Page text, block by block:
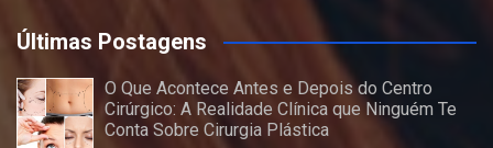
Últimas Postagens
O Que Acontece Antes e Depois do Centro
Cirúrgico: A Realidade Clínica que Ninguém Te
Conta Sobre Cirurgia Plástica